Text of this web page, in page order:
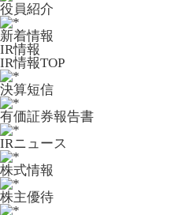
役員紹介
新着情報
IR情報
IR情報TOP
決算短信
有価証券報告書
IRニュース
株式情報
株主優待